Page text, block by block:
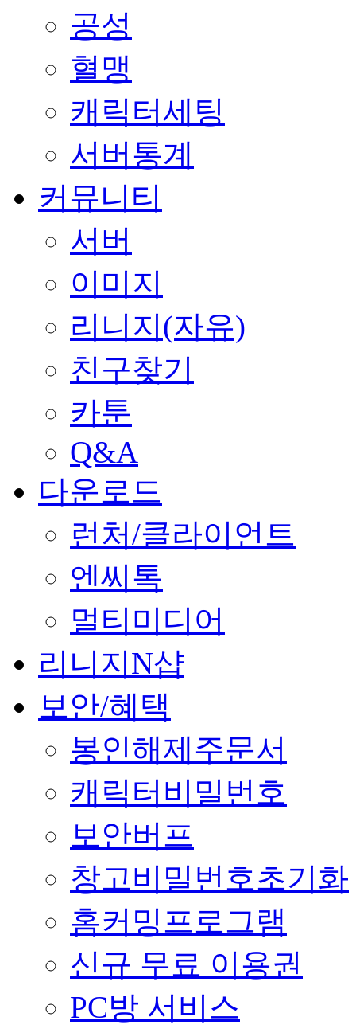
공성
혈맹
캐릭터세팅
서버통계
커뮤니티
서버
이미지
리니지(자유)
친구찾기
카툰
Q&A
다운로드
런처/클라이언트
엔씨톡
멀티미디어
리니지N샵
보안/혜택
봉인해제주문서
캐릭터비밀번호
보안버프
창고비밀번호초기화
홈커밍프로그램
신규 무료 이용권
PC방 서비스